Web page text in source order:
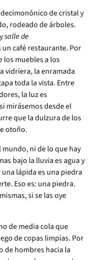
de cristal y
rodeado de árboles.
salle de
un café restaurante. Por
los muebles a los
vidriera, la enramada
toda la vista. Entre
la luz es
mirásemos desde el
que la dulzura de los
otoño.
mundo, ni de lo que hay
bajo la lluvia es agua y
lápida es una piedra
Eso es: una piedra.
si se las oye
de media cola que
de copas limpias. Por
de hombres hacia la